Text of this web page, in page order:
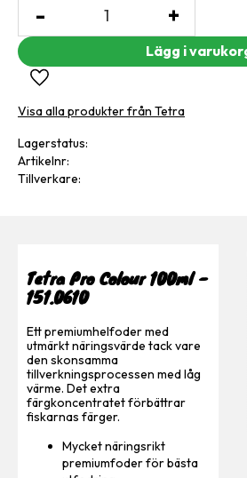
+
-
Lägg till i favoriter
Lagerstatus
Artikelnr
Tillverkare
Visa alla produkter från Tetra
Tetra Pro Colour 100ml -
151.0610
Ett premiumhelfoder med
utmärkt näringsvärde tack vare
den skonsamma
tillverkningsprocessen med låg
värme. Det extra
färgkoncentratet förbättrar
fiskarnas färger.
Mycket näringsrikt
premiumfoder för bästa